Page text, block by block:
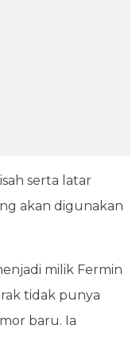
serta latar
akan digunakan
milik Fermin
tidak punya
baru. Ia